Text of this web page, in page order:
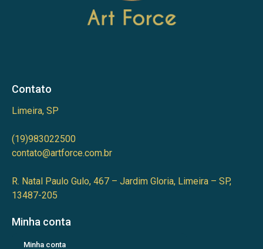
Contato
Limeira, SP
(19)983022500
contato@artforce.com.br
R. Natal Paulo Gulo, 467 – Jardim Gloria, Limeira – SP,
13487-205
Minha conta
Minha conta